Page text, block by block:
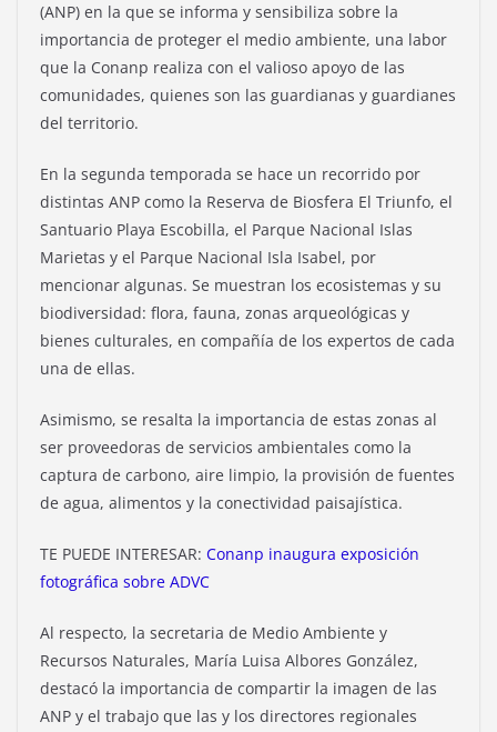
(ANP) en la que se informa y sensibiliza sobre la
importancia de proteger el medio ambiente, una labor
que la Conanp realiza con el valioso apoyo de las
comunidades, quienes son las guardianas y guardianes
del territorio.
En la segunda temporada se hace un recorrido por
distintas ANP como la Reserva de Biosfera El Triunfo, el
Santuario Playa Escobilla, el Parque Nacional Islas
Marietas y el Parque Nacional Isla Isabel, por
mencionar algunas. Se muestran los ecosistemas y su
biodiversidad: flora, fauna, zonas arqueológicas y
bienes culturales, en compañía de los expertos de cada
una de ellas.
Asimismo, se resalta la importancia de estas zonas al
ser proveedoras de servicios ambientales como la
captura de carbono, aire limpio, la provisión de fuentes
de agua, alimentos y la conectividad paisajística.
TE PUEDE INTERESAR: Conanp inaugura exposición
fotográfica sobre ADVC
Al respecto, la secretaria de Medio Ambiente y
Recursos Naturales, María Luisa Albores González,
destacó la importancia de compartir la imagen de las
ANP y el trabajo que las y los directores regionales